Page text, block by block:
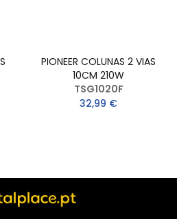
PIONEER COLUNAS 2 VIAS
10CM 210W
TSG1020F
32,99 €